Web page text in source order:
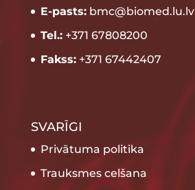
E-pasts:bmc@biomed.lu.lv
Tel.:+371 67808200
Fakss:+371 67442407
SVARĪGI
Privātuma politika
Trauksmes celšana